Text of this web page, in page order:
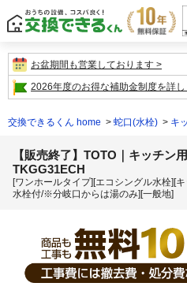
お盆期間も営業しております
2026年度のお得な補助金制度を詳し
交換できるくん home 蛇口(水栓) キ
【販売終了】TOTO｜キッチン
TKGG31ECH
[ワンホールタイプ][エコシングル水栓][
水栓付/※分岐口からは湯のみ][一般地]